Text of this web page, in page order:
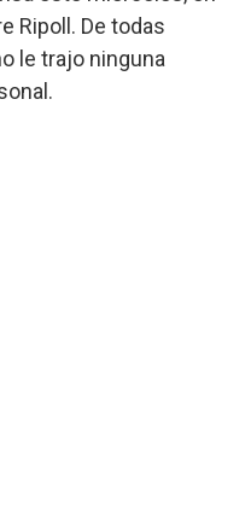
Ripoll. De todas
le trajo ninguna